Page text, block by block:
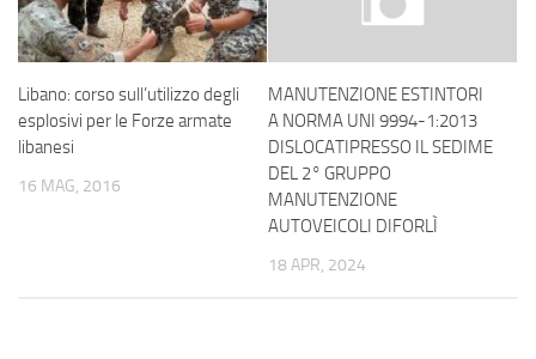
Libano: corso sull’utilizzo degli
esplosivi per le Forze armate
libanesi
16 MAG, 2016
MANUTENZIONE ESTINTORI
A NORMA UNI 9994-1:2013
DISLOCATIPRESSO IL SEDIME
DEL 2° GRUPPO
MANUTENZIONE
AUTOVEICOLI DIFORLÌ
18 APR, 2024